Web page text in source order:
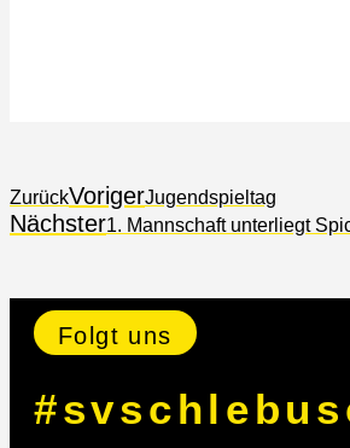
ZurückVorigerJugendspieltag
Nächster1. Mannschaft unterliegt
Folgt uns